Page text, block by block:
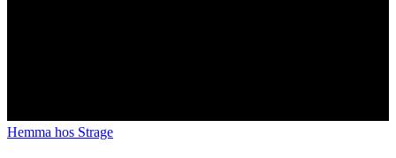
Hemma hos Strage